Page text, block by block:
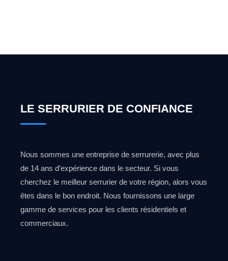
LE SERRURIER DE CONFIANCE
Nous sommes une entreprise de serrurerie, avec plus
de 14 ans d’expérience dans le secteur. Si vous
cherchez le meilleur serrurier de votre région, alors vous
êtes dans le bon endroit. Nous fournissons une large
gamme de services pour les clients résidentiels et
commerciaux.